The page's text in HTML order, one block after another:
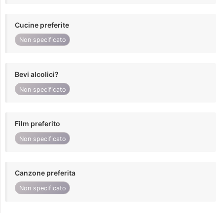
Cucine preferite
Non specificato
Bevi alcolici?
Non specificato
Film preferito
Non specificato
Canzone preferita
Non specificato